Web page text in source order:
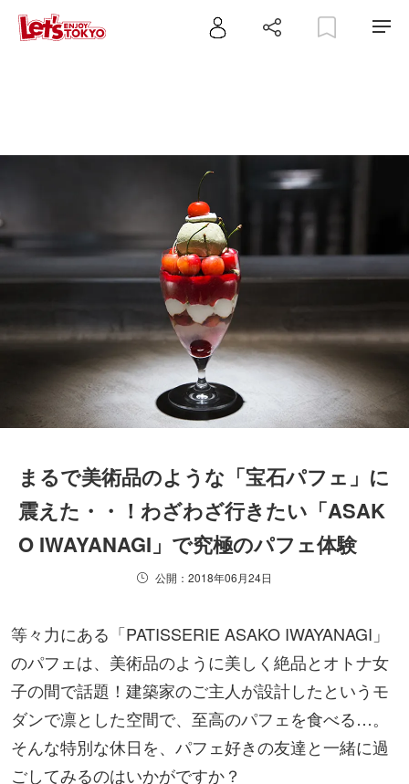
まるで美術品のような「宝石パフェ」に
震えた・・！わざわざ行きたい「ASAK
O IWAYANAGI」で究極のパフェ体験
公開：2018年06月24日
等々力にある「PATISSERIE ASAKO IWAYANAGI」
のパフェは、美術品のように美しく絶品とオトナ女
子の間で話題！建築家のご主人が設計したというモ
ダンで凛とした空間で、至高のパフェを食べる…。
そんな特別な休日を、パフェ好きの友達と一緒に過
ごしてみるのはいかがですか？